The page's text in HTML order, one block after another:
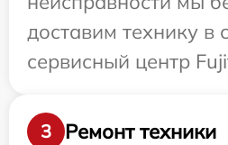
доставим технику в
сервисный центр
3
Ремонт техники